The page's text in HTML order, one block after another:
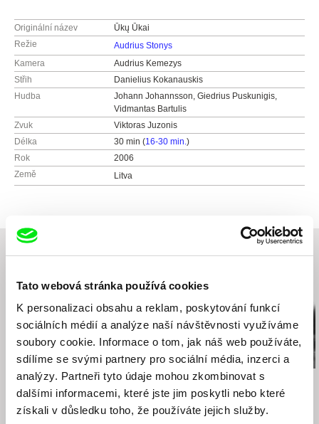
Tato webová stránka používá cookies
K personalizaci obsahu a reklam, poskytování funkcí
sociálních médií a analýze naší návštěvnosti využíváme
soubory cookie. Informace o tom, jak náš web používáte,
sdílíme se svými partnery pro sociální média, inzerci a
analýzy. Partneři tyto údaje mohou zkombinovat s
dalšími informacemi, které jste jim poskytli nebo které
získali v důsledku toho, že používáte jejich služby.
Originální název
Ūkų Ūkai
Režie
Audrius Stonys
Kamera
Audrius Kemezys
Střih
Danielius Kokanauskis
Hudba
Johann Johannsson, Giedrius Puskunigis,
Vidmantas Bartulis
Zvuk
Viktoras Juzonis
Délka
30 min (16-30 min.)
Rok
2006
Země
Litva
Související filmy (20)
Sergei Loznitsa
Krajina
Sergei Loznitsa
Majdan
Sergei Loznitsa
Dopis